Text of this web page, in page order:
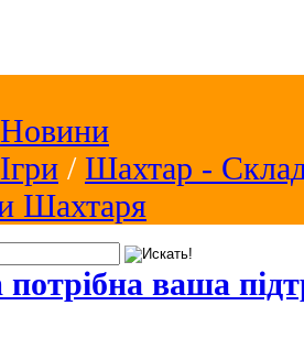
/ Шахтар -
Шахтаря
ваша